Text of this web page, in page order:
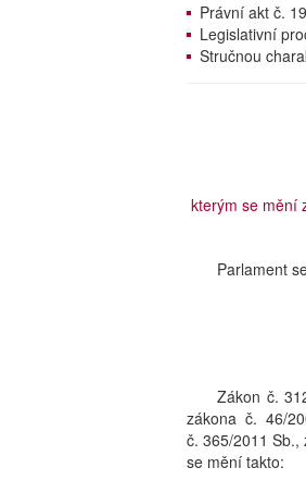
Právní akt č.
Legislativní
Stručnou
kterým se mění
Parlament
Zákon č.
zákona č. 46/
č. 365/2011
se mění takto: